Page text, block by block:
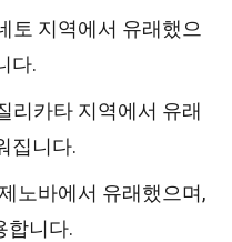
토 지역에서 유래했으
다.
리카타 지역에서 유래
집니다.
노바에서 유래했으며,
합니다.